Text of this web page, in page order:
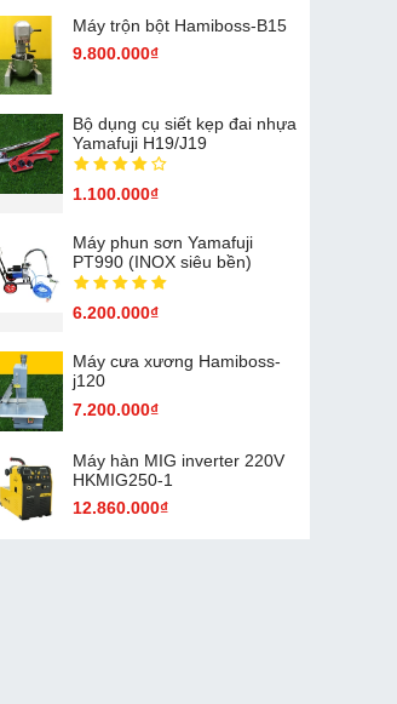
Máy trộn bột Hamiboss-B15
9.800.000₫
Bộ dụng cụ siết kẹp đai nhựa
Yamafuji H19/J19
1.100.000₫
Máy phun sơn Yamafuji
PT990 (INOX siêu bền)
6.200.000₫
Máy cưa xương Hamiboss-
j120
7.200.000₫
Máy hàn MIG inverter 220V
HKMIG250-1
12.860.000₫